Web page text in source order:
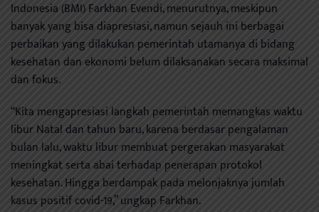
Indonesia (BMI) Farkhan Evendi, menurutnya, meskipun
banyak yang bisa diapresiasi, namun sejauh ini berbagai
perbaikan yang dilakukan pemerintah utamanya di bidang
kesehatan dan ekonomi belum dilaksanakan secara maksimal
dan fokus.
“Kita mengapresiasi langkah pemerintah memangkas waktu
libur Natal dan tahun baru, karena berdasar pengalaman
bulan lalu, waktu libur membuat pergerakan masyarakat
meningkat serta abai terhadap penerapan protokol
kesehatan. Hingga berdampak pada melonjaknya jumlah
kasus positif covid-19,” ungkap Farkhan.